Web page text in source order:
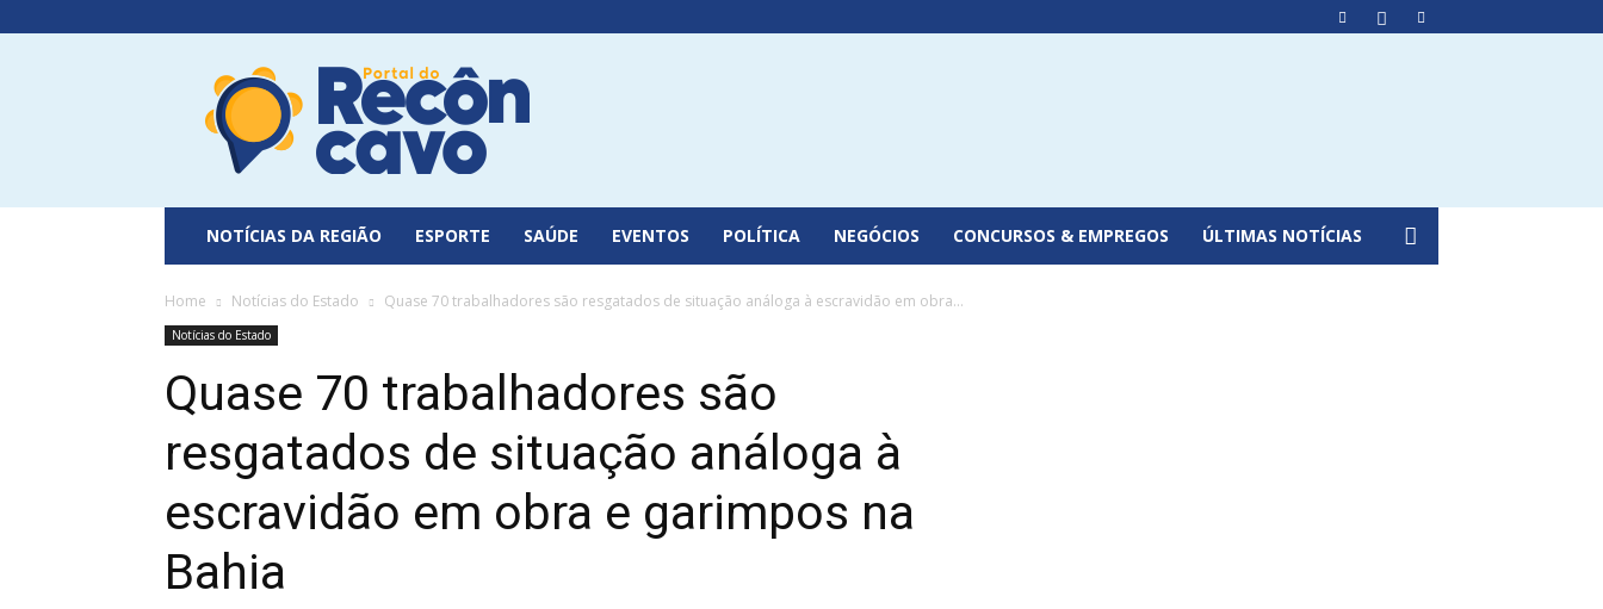
Portal
do
Recôncavo
NOTÍCIAS DA REGIÃO ESPORTE SAÚDE EVENTOS POLÍTICA NEGÓCIOS CONCURSOS & EMPREGOS ÚLTIMAS NOTÍCIAS
Home Notícias do Estado Quase 70 trabalhadores são resgatados de situação análoga à escravidão em obra...
Notícias do Estado
Quase 70 trabalhadores são
resgatados de situação análoga à
escravidão em obra e garimpos na
Bahia